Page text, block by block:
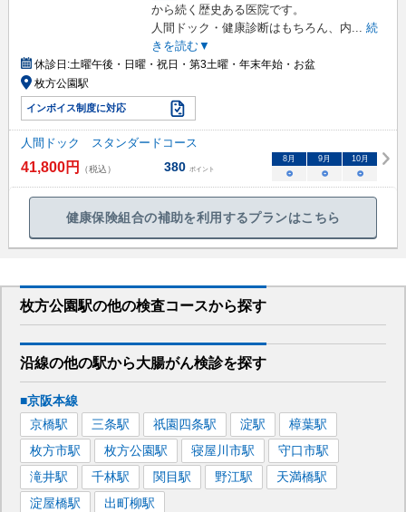
から続く歴史ある医院です。
人間ドック・健康診断はもちろん、内... 続
きを読む▼
休診日:土曜午後・日曜・祝日・第3土曜・年末年始・お盆
枚方公園駅
インボイス制度に対応
人間ドック スタンダードコース
41,800円 （税込） 380 ポイント
8月 9月 10月
○ ○ ○
健康保険組合の補助を利用するプランはこちら
枚方公園駅の他の検査コースから探す
沿線の他の駅から大腸がん検診を探す
■京阪本線
京橋駅 三条駅 祇園四条駅 淀駅 樟葉駅
枚方市駅 枚方公園駅 寝屋川市駅 守口市駅
滝井駅 千林駅 関目駅 野江駅 天満橋駅
淀屋橋駅 出町柳駅